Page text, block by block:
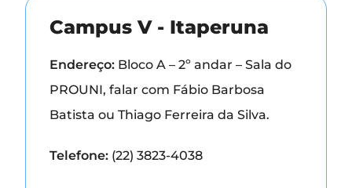
Campus V - Itaperuna
Endereço: Bloco A – 2º andar – Sala do
PROUNI, falar com Fábio Barbosa
Batista ou Thiago Ferreira da Silva.
Telefone: (22) 3823-4038